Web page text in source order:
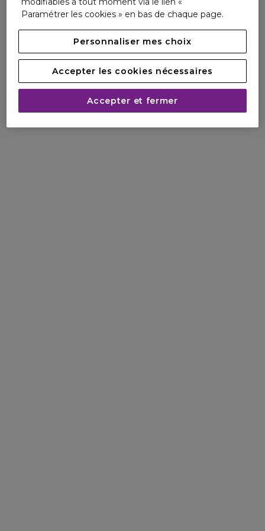
*Test instrumental: Bain Lumière + Cicaflash
**Test instrumental: Bain Lumière + Cicaflash+ Huile
Cicaextreme
***Test instrumental: Bain Ultra-Violet + Cicaflash
Paramétrer les cookies » en bas de chaque page.
Personnaliser mes choix
Accepter les cookies nécessaires
Accepter et fermer